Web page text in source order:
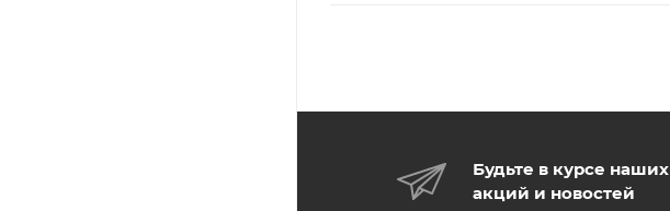
Будьте в курсе наших
акций и новостей